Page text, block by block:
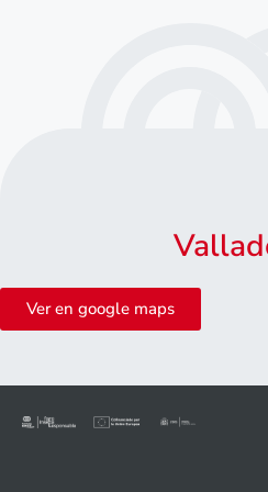
Ver en google maps